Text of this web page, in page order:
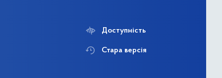
Доступність
Стара версія